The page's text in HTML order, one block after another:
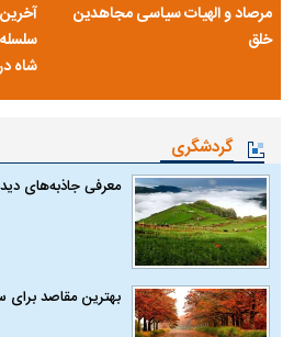
مرصاد و الهیات سیاسی مجاهدین
خلق
شاه
گردشگری
معرفی جاذبه‌های
بهترین مقاصد برای